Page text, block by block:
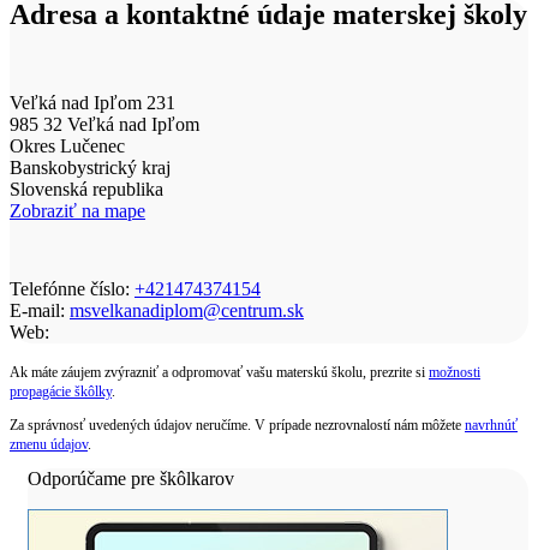
Adresa a kontaktné údaje materskej školy
Veľká nad Ipľom 231
985 32 Veľká nad Ipľom
Okres Lučenec
Banskobystrický kraj
Slovenská republika
Zobraziť na mape
Telefónne číslo: +421474374154
E-mail: msvelkanadiplom@centrum.sk
Web:
Ak máte záujem zvýrazniť a odpromovať vašu materskú školu, prezrite si možnosti
propagácie škôlky.
Za správnosť uvedených údajov neručíme. V prípade nezrovnalostí nám môžete navrhnúť
zmenu údajov.
Odporúčame pre škôlkarov